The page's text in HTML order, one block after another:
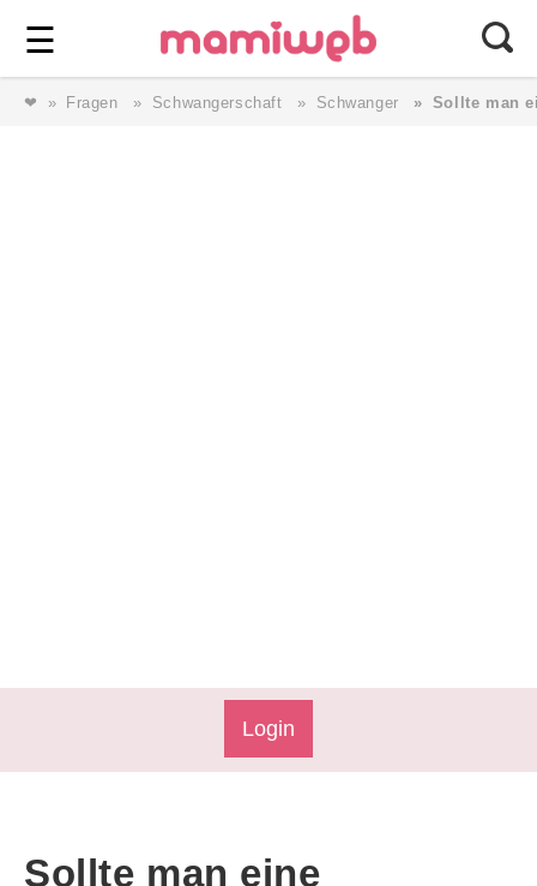
☰ ⎯ Wir lieben Familie ⎯
❤ Fragen Schwangerschaft Schwanger Sollte man
Login
Sollte man eine